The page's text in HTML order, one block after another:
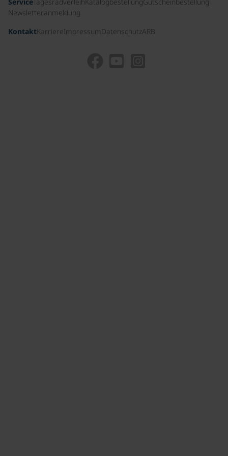
Newsletteranmeldung
KontaktKarriereImpressum DatenschutzARB